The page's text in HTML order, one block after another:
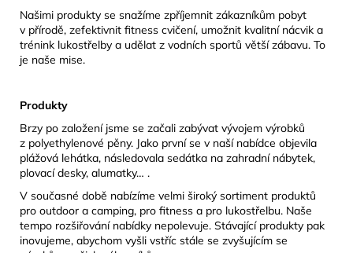
Našimi produkty se snažíme zpříjemnit zákazníkům pobyt
v přírodě, zefektivnit fitness cvičení, umožnit kvalitní nácvik a
trénink lukostřelby a udělat z vodních sportů větší zábavu. To
je naše mise.
Produkty
Brzy po založení jsme se začali zabývat vývojem výrobků
z polyethylenové pěny. Jako první se v naší nabídce objevila
plážová lehátka, následovala sedátka na zahradní nábytek,
plovací desky, alumatky… .
V současné době nabízíme velmi široký sortiment produktů
pro outdoor a camping, pro fitness a pro lukostřelbu. Naše
tempo rozšiřování nabídky nepolevuje. Stávající produkty pak
inovujeme, abychom vyšli vstříc stále se zvyšujícím se